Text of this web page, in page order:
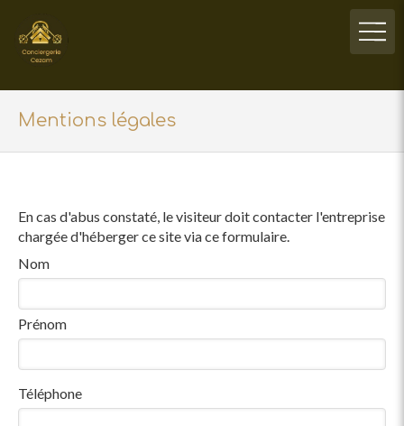
Mentions légales
En cas d'abus constaté, le visiteur doit contacter l'entreprise
chargée d'héberger ce site via ce formulaire.
Nom
Prénom
Téléphone